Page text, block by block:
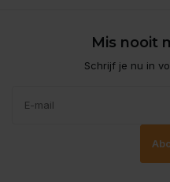
Mis nooit
Schrijf je nu in